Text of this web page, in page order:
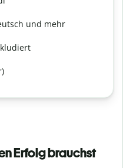
und mehr
Erfolg brauchst